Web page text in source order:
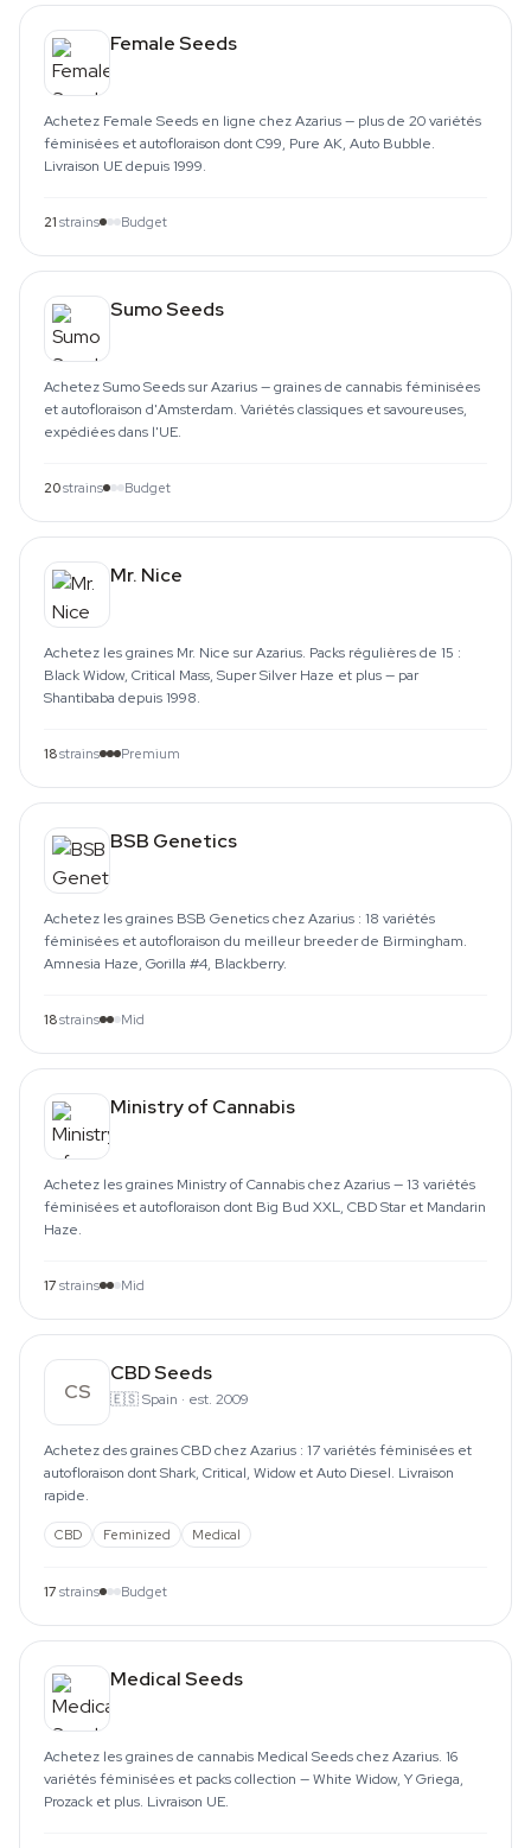
Female Seeds
Achetez Female Seeds en ligne chez Azarius — plus de 20 variétés
féminisées et autofloraison dont C99, Pure AK, Auto Bubble.
Livraison UE depuis 1999.
21 strains Budget
Sumo Seeds
Achetez Sumo Seeds sur Azarius — graines de cannabis féminisées
et autofloraison d'Amsterdam. Variétés classiques et savoureuses,
expédiées dans l'UE.
20strains Budget
Mr. Nice
Achetez les graines Mr. Nice sur Azarius. Packs régulières de 15 :
Black Widow, Critical Mass, Super Silver Haze et plus — par
Shantibaba depuis 1998.
18strains Premium
BSB Genetics
Achetez les graines BSB Genetics chez Azarius : 18 variétés
féminisées et autofloraison du meilleur breeder de Birmingham.
Amnesia Haze, Gorilla #4, Blackberry.
18strains Mid
Ministry of Cannabis
Achetez les graines Ministry of Cannabis chez Azarius — 13 variétés
féminisées et autofloraison dont Big Bud XXL, CBD Star et Mandarin
Haze.
17 strains Mid
CS
CBD Seeds
🇪🇸Spain · est. 2009
Achetez des graines CBD chez Azarius : 17 variétés féminisées et
autofloraison dont Shark, Critical, Widow et Auto Diesel. Livraison
rapide.
CBD Feminized Medical
17 strains Budget
Medical Seeds
Achetez les graines de cannabis Medical Seeds chez Azarius. 16
variétés féminisées et packs collection — White Widow, Y Griega,
Prozack et plus. Livraison UE.